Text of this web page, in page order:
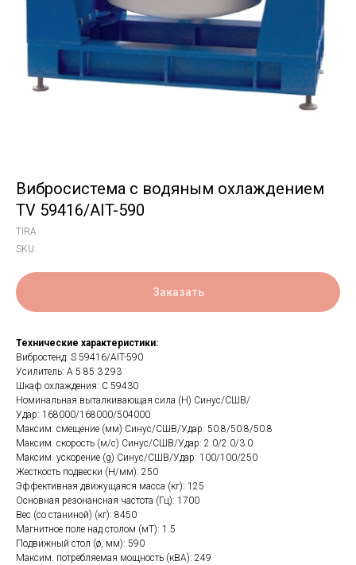
Вибросистема с водяным охлаждением
TV 59416/AIT-590
TIRA
SKU:
Заказать
Технические характеристики:
Вибростенд: S 59416/AIT-590
Усилитель: A 5 85 3 293
Шкаф охлаждения: C 59430
Номинальная выталкивающая сила (Н) Синус/СШВ/
Удар: 168000/168000/504000
Максим. смещение (мм) Синус/СШВ/Удар: 50.8/50.8/50.8
Максим. скорость (м/с) Синус/СШВ/Удар: 2.0/2.0/3.0
Максим. ускорение (g) Синус/СШВ/Удар: 100/100/250
Жесткость подвески (Н/мм): 250
Эффективная движущаяся масса (кг): 125
Основная резонансная частота (Гц): 1700
Вес (со станиной) (кг): 8450
Магнитное поле над столом (мТ): 1.5
Подвижный стол (ø, мм): 590
Максим. потребляемая мощность (кВА): 249